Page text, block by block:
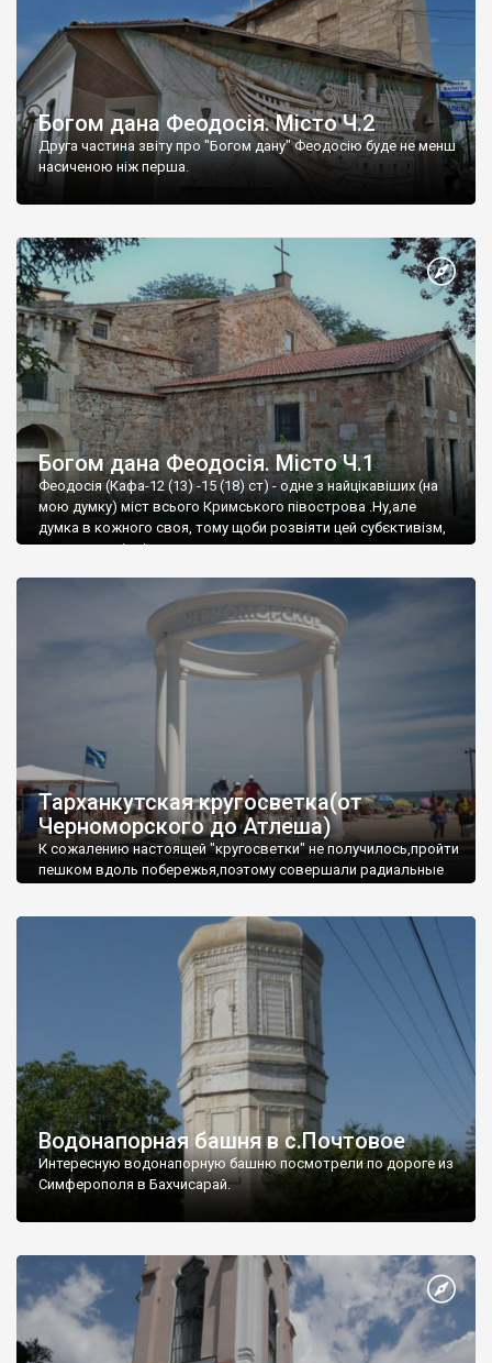
Богом дана Феодосія. Місто Ч.2
Друга частина звіту про "Богом дану" Феодосію буде не менш
насиченою ніж перша.
Богом дана Феодосія. Місто Ч.1
Феодосія (Кафа-12 (13) -15 (18) ст) - одне з найцікавіших (на
мою думку) міст всього Кримського півострова .Ну,але
думка в кожного своя, тому щоби розвіяти цей субєктивізм,
запрошую відвідати це
Тарханкутская кругосветка(от
Черноморского до Атлеша)
К сожалению настоящей "кругосветки" не получилось,пройти
пешком вдоль побережья,поэтому совершали радиальные
Водонапорная башня в с.Почтовое
Интересную водонапорную башню посмотрели по дороге из
Симферополя в Бахчисарай.